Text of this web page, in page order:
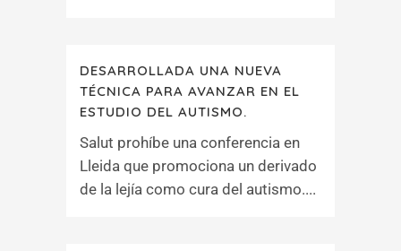
DESARROLLADA UNA NUEVA
TÉCNICA PARA AVANZAR EN EL
ESTUDIO DEL AUTISMO.
Salut prohíbe una conferencia en
Lleida que promociona un derivado
de la lejía como cura del autismo....